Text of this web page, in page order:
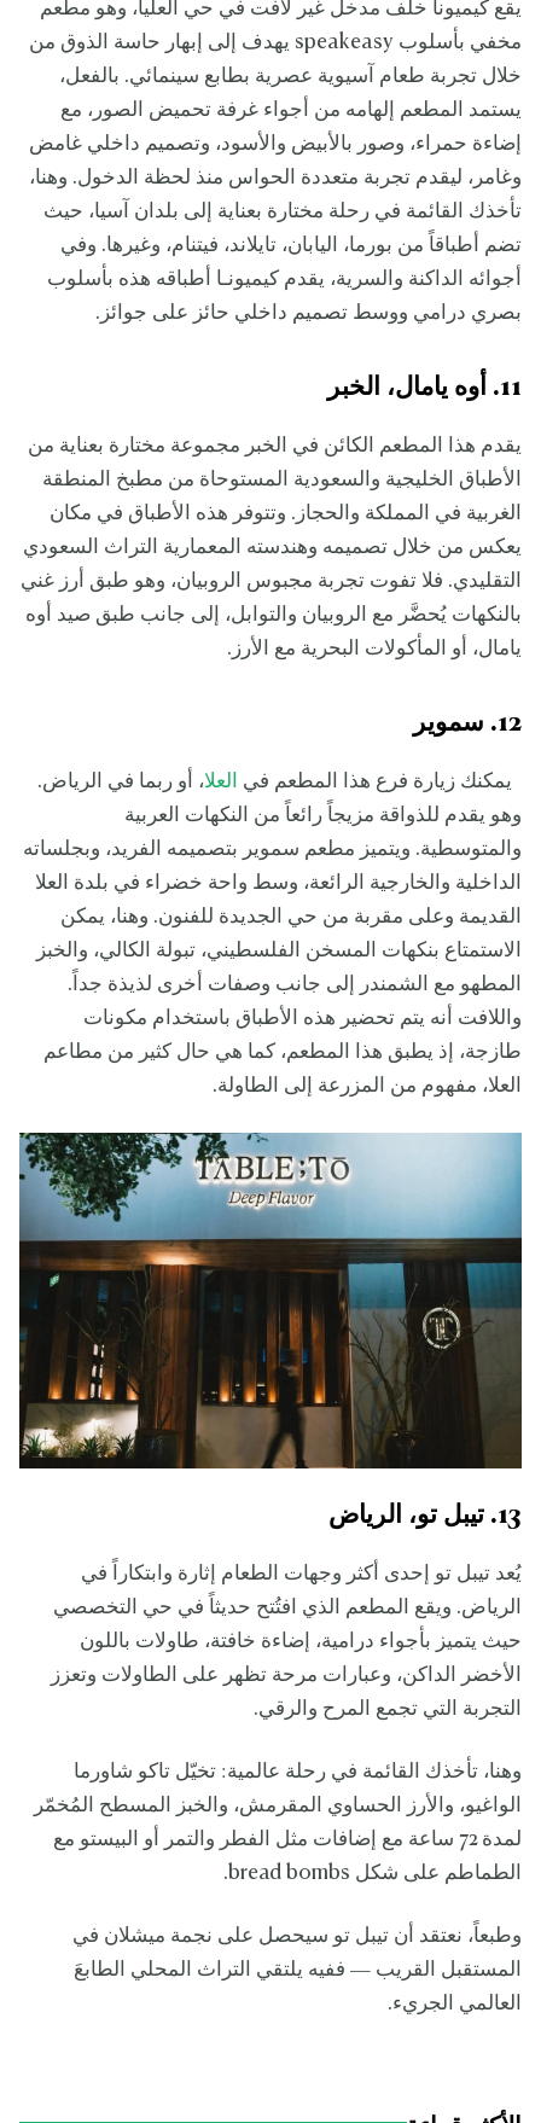
يقع كيميونا خلف مدخل غير لافت في حي العليا، وهو مطعم
مخفي بأسلوب speakeasy يهدف إلى إبهار حاسة الذوق من
خلال تجربة طعام آسيوية عصرية بطابع سينمائي. بالفعل،
يستمد المطعم إلهامه من أجواء غرفة تحميض الصور، مع
إضاءة حمراء، وصور بالأبيض والأسود، وتصميم داخلي غامض
وغامر، ليقدم تجربة متعددة الحواس منذ لحظة الدخول. وهنا،
تأخذك القائمة في رحلة مختارة بعناية إلى بلدان آسيا، حيث
تضم أطباقاً من بورما، اليابان، تايلاند، فيتنام، وغيرها. وفي
أجوائه الداكنة والسرية، يقدم كيميونـا أطباقه هذه بأسلوب
بصري درامي ووسط تصميم داخلي حائز على جوائز.
11. أوه يامال، الخبر
يقدم هذا المطعم الكائن في الخبر مجموعة مختارة بعناية من
الأطباق الخليجية والسعودية المستوحاة من مطبخ المنطقة
الغربية في المملكة والحجاز. وتتوفر هذه الأطباق في مكان
يعكس من خلال تصميمه وهندسته المعمارية التراث السعودي
التقليدي. فلا تفوت تجربة مجبوس الروبيان، وهو طبق أرز غني
بالنكهات يُحضَّر مع الروبيان والتوابل، إلى جانب طبق صيد أوه
يامال، أو المأكولات البحرية مع الأرز.
12. سموير
يمكنك زيارة فرع هذا المطعم في العلا، أو ربما في الرياض.
وهو يقدم للذواقة مزيجاً رائعاً من النكهات العربية
والمتوسطية. ويتميز مطعم سموير بتصميمه الفريد، وبجلساته
الداخلية والخارجية الرائعة، وسط واحة خضراء في بلدة العلا
القديمة وعلى مقربة من حي الجديدة للفنون. وهنا، يمكن
الاستمتاع بنكهات المسخن الفلسطيني، تبولة الكالي، والخبز
المطهو مع الشمندر إلى جانب وصفات أخرى لذيذة جداً.
واللافت أنه يتم تحضير هذه الأطباق باستخدام مكونات
طازجة، إذ يطبق هذا المطعم، كما هي حال كثير من مطاعم
العلا، مفهوم من المزرعة إلى الطاولة.
13. تيبل تو، الرياض
يُعد تيبل تو إحدى أكثر وجهات الطعام إثارة وابتكاراً في
الرياض. ويقع المطعم الذي افتُتح حديثاً في حي التخصصي
حيث يتميز بأجواء درامية، إضاءة خافتة، طاولات باللون
الأخضر الداكن، وعبارات مرحة تظهر على الطاولات وتعزز
التجربة التي تجمع المرح والرقي.
وهنا، تأخذك القائمة في رحلة عالمية: تخيّل تاكو شاورما
الواغيو، والأرز الحساوي المقرمش، والخبز المسطح المُخمّر
لمدة 72 ساعة مع إضافات مثل الفطر والتمر أو البيستو مع
الطماطم على شكل bread bombs.
وطبعاً، نعتقد أن تيبل تو سيحصل على نجمة ميشلان في
المستقبل القريب — ففيه يلتقي التراث المحلي الطابعَ
العالمي الجريء.